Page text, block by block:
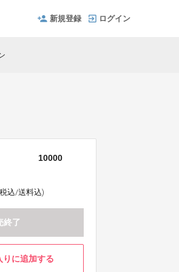
新規登録 ログイン
10000
込/送料込)
終了
りに追加する